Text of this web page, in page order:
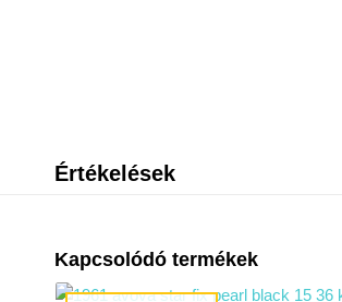
Értékelések
Kapcsolódó termékek